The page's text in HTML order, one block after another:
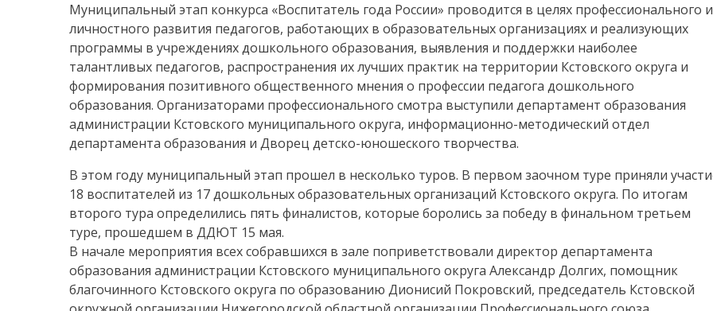
2024
Муниципальный этап конкурса «Воспитатель года России» проводится в целях профессионального и
личностного развития педагогов, работающих в образовательных организациях и реализующих
программы в учреждениях дошкольного образования, выявления и поддержки наиболее
талантливых педагогов, распространения их лучших практик на территории Кстовского округа и
формирования позитивного общественного мнения о профессии педагога дошкольного
образования. Организаторами профессионального смотра выступили департамент образования
администрации Кстовского муниципального округа, информационно-методический отдел
департамента образования и Дворец детско-юношеского творчества.
В этом году муниципальный этап прошел в несколько туров. В первом заочном туре приняли
18 воспитателей из 17 дошкольных образовательных организаций Кстовского округа. По итогам
второго тура определились пять финалистов, которые боролись за победу в финальном третьем
туре, прошедшем в ДДЮТ 15 мая.
В начале мероприятия всех собравшихся в зале поприветствовали директор департамента
образования администрации Кстовского муниципального округа Александр Долгих, помощник
благочинного Кстовского округа по образованию Дионисий Покровский, председатель Кстовской